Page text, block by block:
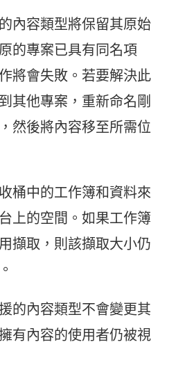
內容類型將保留其原始
的專案已具有同名項
將會失敗。若要解決此
其他專案，重新命名剛
然後將內容移至所需位
桶中的工作簿和資料來
上的空間。如果工作簿
擷取，則該擷取大小仍
的內容類型不會變更其
有內容的使用者仍被視